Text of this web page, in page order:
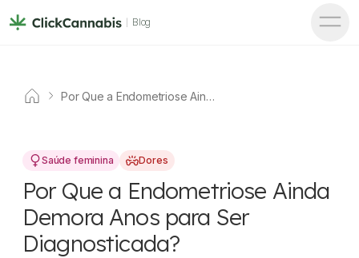
Blog
Por Que a Endometriose Ainda
Saúde feminina Dores
Por Que a Endometriose Ainda
Demora Anos para Ser
Diagnosticada?